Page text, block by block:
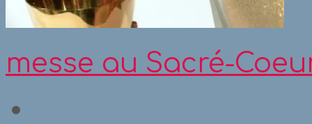
messe au Sacré-